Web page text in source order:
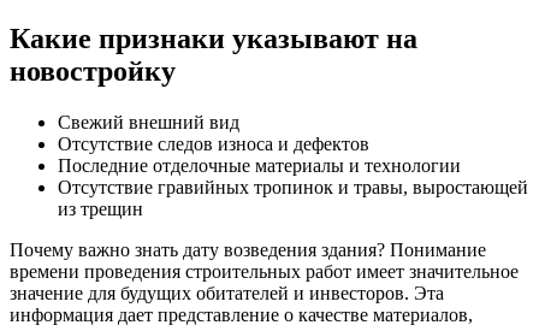
Какие признаки указывают на
новостройку
Свежий внешний вид
Отсутствие следов износа и дефектов
Последние отделочные материалы и технологии
Отсутствие гравийных тропинок и травы, выростающей
из трещин
Почему важно знать дату возведения здания? Понимание
времени проведения строительных работ имеет значительное
значение для будущих обитателей и инвесторов. Эта
информация дает представление о качестве материалов,